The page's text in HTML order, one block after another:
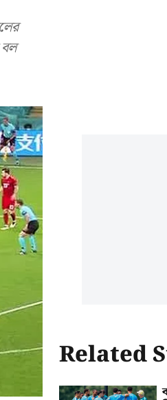
বল
Related